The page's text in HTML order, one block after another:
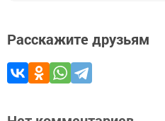
Расскажите друзьям